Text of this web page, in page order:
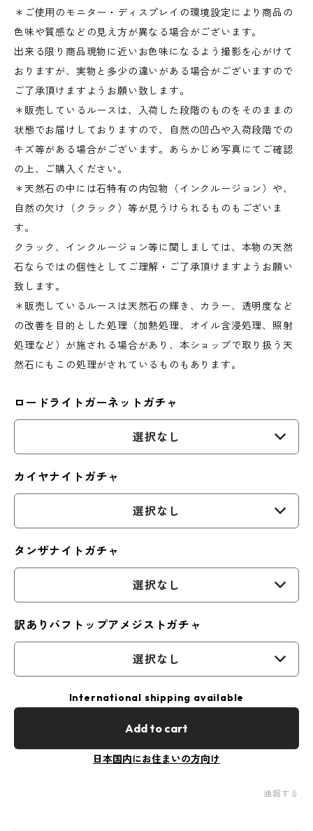
＊ご使用のモニター・ディスプレイの環境設定により商品の
色味や質感などの見え方が異なる場合がございます。
出来る限り商品現物に近いお色味になるよう撮影を心がけて
おりますが、実物と多少の違いがある場合がございますので
ご了承頂けますようお願い致します。
＊販売しているルースは、入荷した段階のものをそのままの
状態でお届けしておりますので、自然の凹凸や入荷段階での
キズ等がある場合がございます。あらかじめ写真にてご確認
の上、ご購入ください。
＊天然石の中には石特有の内包物（インクルージョン）や、
自然の欠け（クラック）等が見うけられるものもございま
す。
クラック、インクルージョン等に関しましては、本物の天然
石ならではの個性としてご理解・ご了承頂けますようお願い
致します。
＊販売しているルースは天然石の輝き、カラー、透明度など
の改善を目的とした処理（加熱処理、オイル含浸処理、照射
処理など）が施される場合があり、本ショップで取り扱う天
然石にもこの処理がされているものもあります。
ロードライトガーネットガチャ
選択なし
カイヤナイトガチャ
選択なし
タンザナイトガチャ
選択なし
訳ありバフトップアメジストガチャ
選択なし
International shipping available
Add to cart
日本国内にお住まいの方向け
通報する